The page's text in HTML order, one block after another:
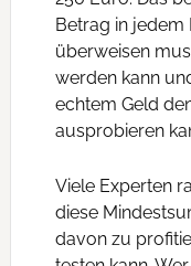
Betrag in jedem
überweisen
werden kann
echtem Geld
ausprobieren
Viele Experten
diese
davon zu